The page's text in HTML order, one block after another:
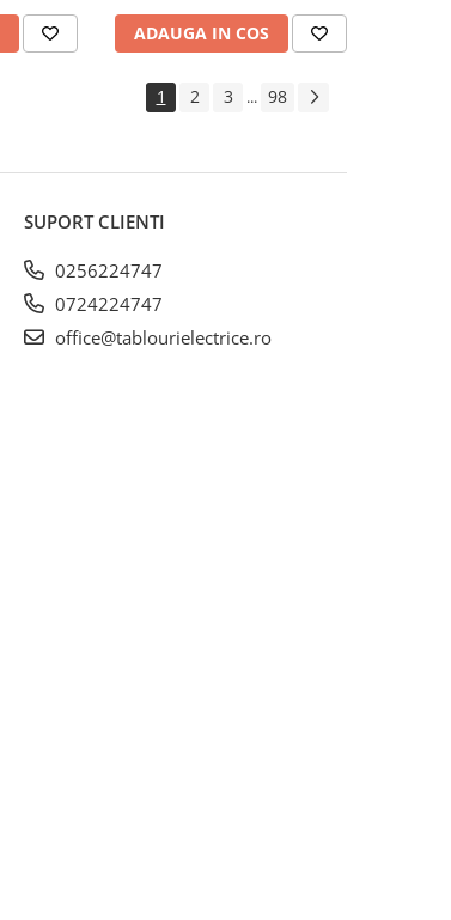
ADAUGA IN COS
1 2 3 ... 98
SUPORT CLIENTI
0256224747
0724224747
office@tablourielectrice.ro